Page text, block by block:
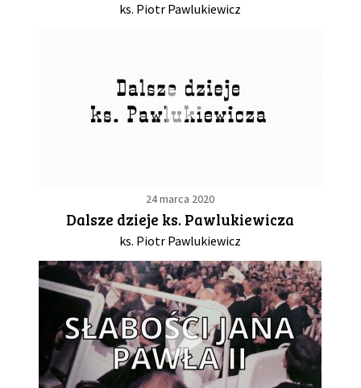
KONTAKT
ks. Piotr Pawlukiewicz
24 marca 2020
Dalsze dzieje ks. Pawlukiewicza
ks. Piotr Pawlukiewicz